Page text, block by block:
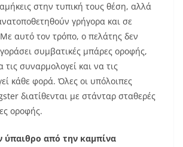
στην τυπική τους θέση, αλλά
γρήγορα και σε
αυτό τον τρόπο, ο πελάτης δεν
συμβατικές μπάρες οροφής,
τις συναρμολογεί και να τις
κάθε φορά. Όλες οι υπόλοιπες
διατίθενται με στάνταρ σταθερές
οροφής.
ύπαιθρο από την καμπίνα